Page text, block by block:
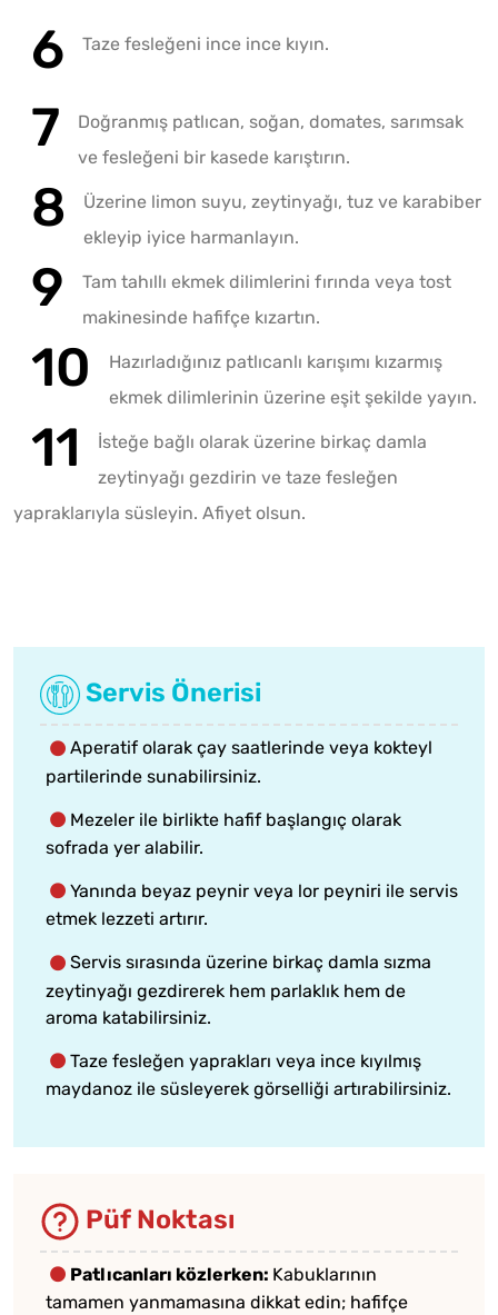
Taze fesleğeni ince ince kıyın.
Doğranmış patlıcan, soğan, domates, sarımsak
ve fesleğeni bir kasede karıştırın.
Üzerine limon suyu, zeytinyağı, tuz ve karabiber
ekleyip iyice harmanlayın.
Tam tahıllı ekmek dilimlerini fırında veya tost
makinesinde hafifçe kızartın.
Hazırladığınız patlıcanlı karışımı kızarmış
ekmek dilimlerinin üzerine eşit şekilde yayın.
İsteğe bağlı olarak üzerine birkaç damla
zeytinyağı gezdirin ve taze fesleğen
yapraklarıyla süsleyin. Afiyet olsun.
Servis Önerisi
Aperatif olarak çay saatlerinde veya kokteyl
partilerinde sunabilirsiniz.
Mezeler ile birlikte hafif başlangıç olarak
sofrada yer alabilir.
Yanında beyaz peynir veya lor peyniri ile servis
etmek lezzeti artırır.
Servis sırasında üzerine birkaç damla sızma
zeytinyağı gezdirerek hem parlaklık hem de
aroma katabilirsiniz.
Taze fesleğen yaprakları veya ince kıyılmış
maydanoz ile süsleyerek görselliği artırabilirsiniz.
Püf Noktası
Patlıcanları közlerken: Kabuklarının
tamamen yanmamasına dikkat edin; hafifçe